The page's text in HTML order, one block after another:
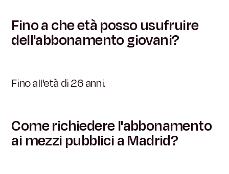
Fino a che età posso usufruire
dell'abbonamento giovani?
Fino all'età di 26 anni.
Come richiedere l'abbonamento
ai mezzi pubblici a Madrid?